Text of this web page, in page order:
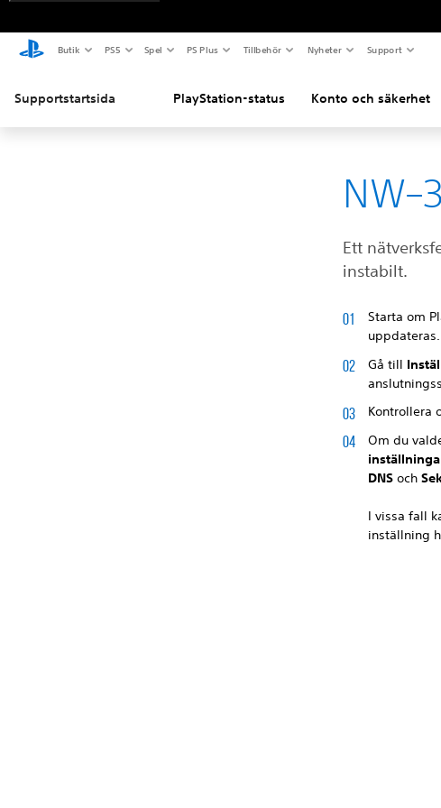
Butik PS5 Spel PS Plus Tillbehör Nyheter Support
Supportstartsida PlayStation-status Konto och säkerhet
Ett
instabilt.
Starta om
uppdateras.
Gå till
Kontrollera
Om du
DNSoch
I vissa fall
inställning